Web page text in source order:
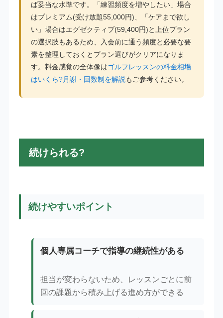
ば妥当な水準です。「練習頻度を増やしたい」場合
はプレミアム(受け放題55,000円)、「ケアまで欲し
い」場合はエグゼクティブ(59,400円)と上位プラン
の選択肢もあるため、入会前に通う頻度と必要な要
素を整理しておくとプラン選びがクリアになりま
す。料金感覚の全体像はゴルフレッスンの料金相場
はいくら?月謝・回数制を解説もご参考ください。
続けられる?
続けやすいポイント
個人専属コーチで指導の継続性がある
担当が変わらないため、レッスンごとに前
回の課題から積み上げる進め方ができる